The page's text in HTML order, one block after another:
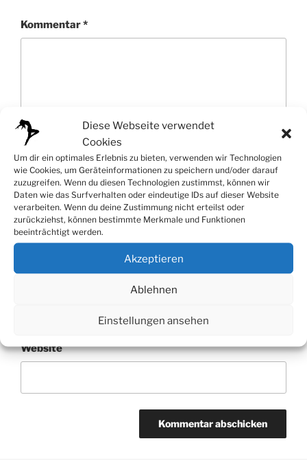
Diese Webseite verwendet
Cookies
Um dir ein optimales Erlebnis zu bieten, verwenden wir Technologien
wie Cookies, um Geräteinformationen zu speichern und/oder darauf
zuzugreifen. Wenn du diesen Technologien zustimmst, können wir
Daten wie das Surfverhalten oder eindeutige IDs auf dieser Website
verarbeiten. Wenn du deine Zustimmung nicht erteilst oder
zurückziehst, können bestimmte Merkmale und Funktionen
beeinträchtigt werden.
Akzeptieren
Ablehnen
Einstellungen ansehen
Kommentar*
Name*
Website